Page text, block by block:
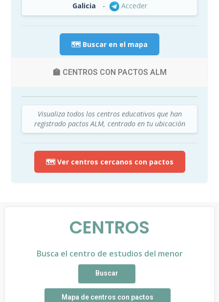
Galicia - Acceder
🗺️ Buscar en el mapa
🏫 CENTROS CON PACTOS ALM
Visualiza todos los centros educativos que han
registrado pactos ALM, centrado en tu ubicación
🗺️ Ver centros cercanos con pactos
CENTROS
Busca el centro de estudios del menor
Buscar
Mapa de centros con pactos